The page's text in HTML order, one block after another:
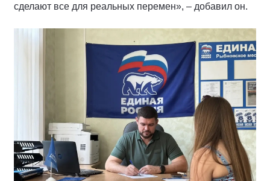
сделают все для реальных перемен», – добавил он.